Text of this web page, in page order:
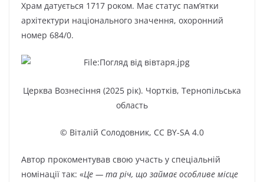
Храм датується 1717 роком. Має статус пам’ятки
архітектури національного значення, охоронний
номер 684/0.
Церква Вознесіння (2025 рік). Чортків, Тернопільська
область
© Віталій Солодовник, CC BY-SA 4.0
Автор прокоментував свою участь у спеціальній
номінації так: «Це — та річ, що займає особливе місце